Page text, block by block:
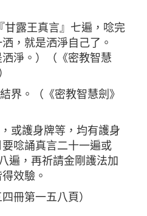
露王真言』七遍，唸完
，就是洒淨自己了。
洒淨。）（《密教智慧
界。（《密教智慧劍》
或護身牌等，均有護身
唸誦真言二十一遍或
遍，再祈請金剛護法加
效驗。
冊第一五八頁）